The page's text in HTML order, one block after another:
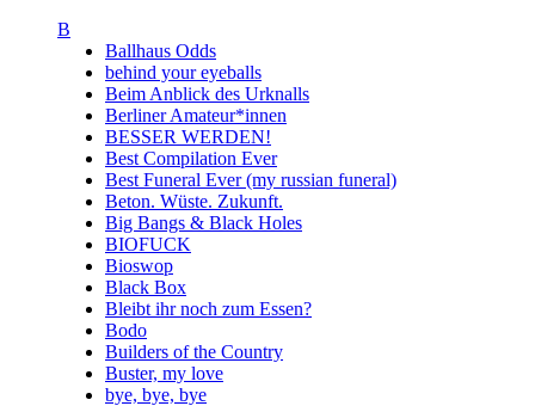
B
Ballhaus Odds
behind your eyeballs
Beim Anblick des Urknalls
Berliner Amateur*innen
BESSER WERDEN!
Best Compilation Ever
Best Funeral Ever (my russian funeral)
Beton. Wüste. Zukunft.
Big Bangs & Black Holes
BIOFUCK
Bioswop
Black Box
Bleibt ihr noch zum Essen?
Bodo
Builders of the Country
Buster, my love
bye, bye, bye